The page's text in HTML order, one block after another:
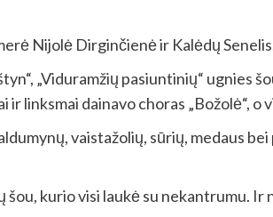
Nijolė Dirginčienė ir Kalėdų
„Viduramžių pasiuntinių“ ugnies
linksmai dainavo choras „Božolė“,
vaistažolių, sūrių, medaus
kurio visi laukė su nekantrumu. Ir